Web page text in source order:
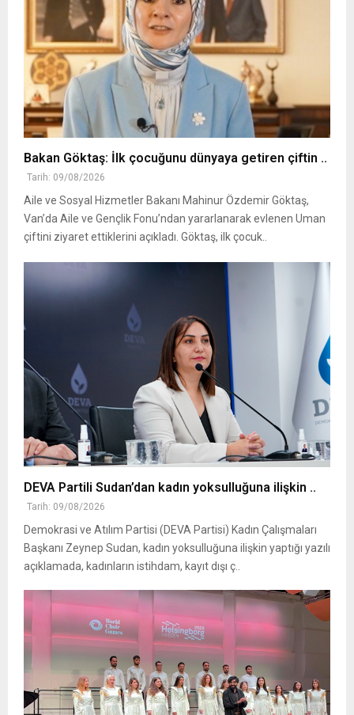
Bakan Göktaş: İlk çocuğunu dünyaya getiren çiftin ..
Tarih: 09/08/2026
Aile ve Sosyal Hizmetler Bakanı Mahinur Özdemir Göktaş,
Van’da Aile ve Gençlik Fonu’ndan yararlanarak evlenen Uman
çiftini ziyaret ettiklerini açıkladı. Göktaş, ilk çocuk..
DEVA Partili Sudan’dan kadın yoksulluğuna ilişkin ..
Tarih: 09/08/2026
Demokrasi ve Atılım Partisi (DEVA Partisi) Kadın Çalışmaları
Başkanı Zeynep Sudan, kadın yoksulluğuna ilişkin yaptığı yazılı
açıklamada, kadınların istihdam, kayıt dışı ç..